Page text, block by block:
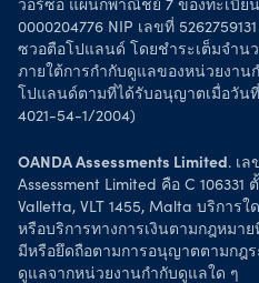
วอร์ซอ แผนกพาณิชย์ 7 ของทะเบีย
0000204776 NIP เลขที่
ซวอตือโปแลนด์ โดยชำระเต็มจำนว
ภายใต้การกำกับดูแลของหน่วยงาน
โปแลนด์ตามที่ได้รับอนุญาตเมื่อวันที่
4021-54-1/2004)
OANDA Assessments Limited . เล
Assessment Limited คือ C 106331
Valletta, VLT 1455, Malta บริการ
หรือบริการทางการเงินตามกฎหมา
มีหรือยึดถือตามการอนุญาตตามกฎ
ดูแลจากหน่วยงานกำกับดูแลใด ๆ